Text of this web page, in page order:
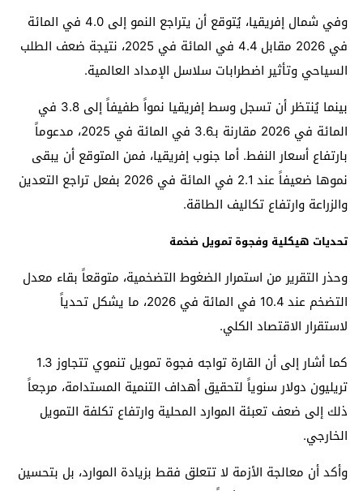
وفي شمال إفريقيا، يُتوقع أن يتراجع النمو إلى 4.0 في المائة
في 2026 مقابل 4.4 في المائة في 2025، نتيجة ضعف الطلب
السياحي وتأثير اضطرابات سلاسل الإمداد العالمية.
بينما يُنتظر أن تسجل وسط إفريقيا نمواً طفيفاً إلى 3.8 في
المائة في 2026 مقارنة بـ3.6 في المائة في 2025، مدعوماً
بارتفاع أسعار النفط. أما جنوب إفريقيا، فمن المتوقع أن يبقى
نموها ضعيفاً عند 2.1 في المائة في 2026 بفعل تراجع التعدين
والزراعة وارتفاع تكاليف الطاقة.
تحديات هيكلية وفجوة تمويل ضخمة
وحذر التقرير من استمرار الضغوط التضخمية، متوقعاً بقاء معدل
التضخم عند 10.4 في المائة في 2026، ما يشكل تحدياً
لاستقرار الاقتصاد الكلي.
كما أشار إلى أن القارة تواجه فجوة تمويل تنموي تتجاوز 1.3
تريليون دولار سنوياً لتحقيق أهداف التنمية المستدامة، مرجعاً
ذلك إلى ضعف تعبئة الموارد المحلية وارتفاع تكلفة التمويل
الخارجي.
وأكد أن معالجة الأزمة لا تتعلق فقط بزيادة الموارد، بل بتحسين